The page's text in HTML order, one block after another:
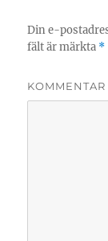
Din e-
fält är märkta *
KOMMENTAR